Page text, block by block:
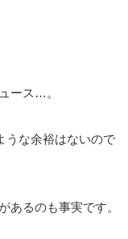
ース…。
うな余裕はないので
あるのも事実です。